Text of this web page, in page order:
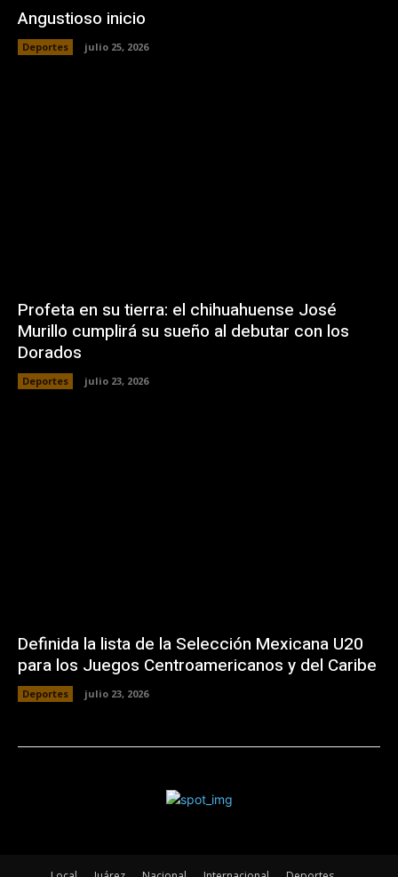
Angustioso inicio
Deportes julio 25, 2026
Profeta en su tierra: el chihuahuense José
Murillo cumplirá su sueño al debutar con los
Dorados
Deportes julio 23, 2026
Definida la lista de la Selección Mexicana U20
para los Juegos Centroamericanos y del Caribe
Deportes julio 23, 2026